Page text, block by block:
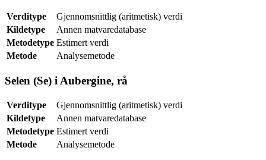
Verditype
Gjennomsnittlig (aritmetisk) verdi
Kildetype
Annen matvaredatabase
Metodetype Estimert verdi
Metode
Analysemetode
Selen (Se) i Aubergine, rå
Verditype
Gjennomsnittlig (aritmetisk) verdi
Kildetype
Annen matvaredatabase
Metodetype Estimert verdi
Metode
Analysemetode